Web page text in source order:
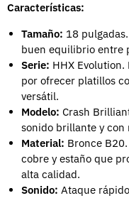
Características:
Tamaño: 18 pulgadas.
buen equilibrio entre
Serie: HHX Evolution.
por ofrecer platillos
versátil.
Modelo: Crash
sonido brillante y con
Material: Bronce B20.
cobre y estaño que
alta calidad.
Sonido: Ataque